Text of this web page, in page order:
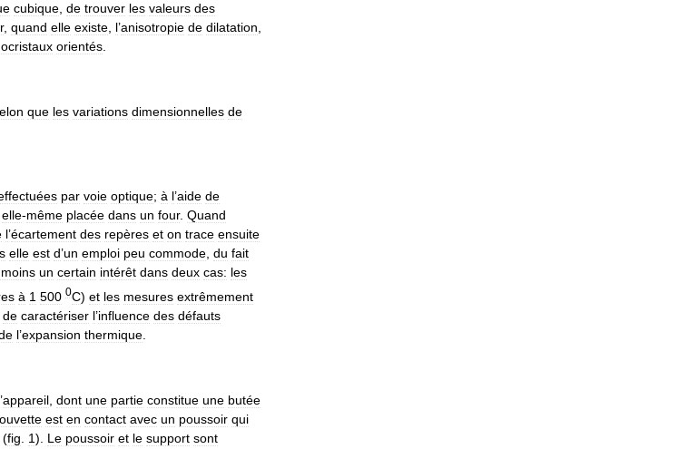
cubique, de trouver les valeurs des
, quand elle existe, l’anisotropie de dilatation,
orientés.
que les variations dimensionnelles de
par voie optique; à l’aide de
elle-même placée dans un four. Quand
l’écartement des repères et on trace ensuite
elle est d’un emploi peu commode, du fait
un certain intérêt dans deux cas: les
à 1 500 0C) et les mesures extrêmement
de caractériser l’influence des défauts
l’expansion thermique
’appareil dont une partie constitue une butée
est en contact avec un poussoir qui
(fig 1). Le poussoir et le support sont